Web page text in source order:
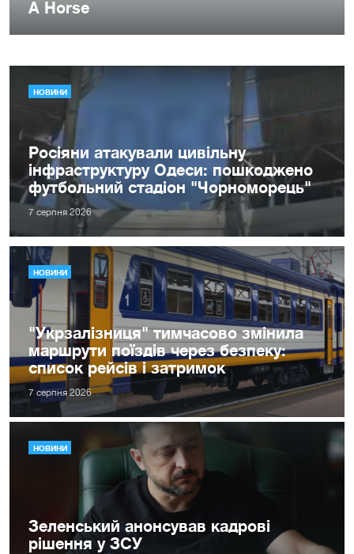
НОВИНИ
Росіяни атакували цивільну
інфраструктуру Одеси: пошкоджено
футбольний стадіон "Чорноморець"
7 серпня 2026
НОВИНИ
"Укрзалізниця" тимчасово змінила
маршрути поїздів через безпеку:
список рейсів і затримок
7 серпня 2026
НОВИНИ
Зеленський анонсував кадрові
рішення у ЗСУ